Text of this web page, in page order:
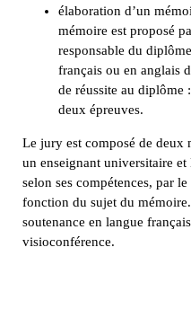
élaboration d’un
mémoire est proposé
responsable du
français ou en anglais
de réussite au diplôme
deux épreuves.
Le jury est composé de deux
un enseignant universitaire
selon ses compétences, par
fonction du sujet du
soutenance en langue
visioconférence.